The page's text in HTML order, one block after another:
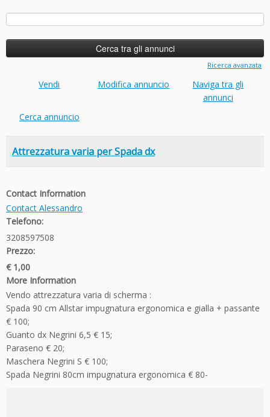
Ricerca
Ricerca avanzata
Vendi Modifica annuncio
Naviga tra gli
annunci
Cerca annuncio
Attrezzatura varia per Spada dx
Contact Information
Contact Alessandro
Telefono:
3208597508
Prezzo:
€ 1,00
More Information
Vendo attrezzatura varia di scherma :
Spada 90 cm Allstar impugnatura ergonomica e gialla + passante
€ 100;
Guanto dx Negrini 6,5 € 15;
Paraseno € 20;
Maschera Negrini S € 100;
Spada Negrini 80cm impugnatura ergonomica € 80-